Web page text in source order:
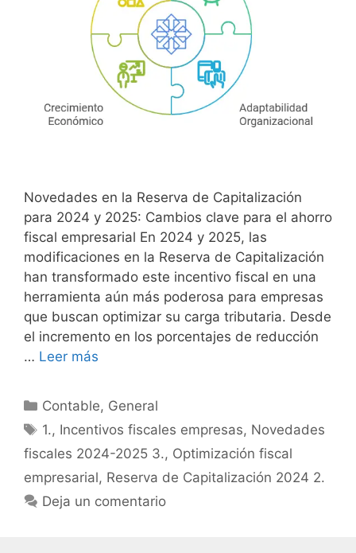
Novedades en la Reserva de Capitalización
para 2024 y 2025: Cambios clave para el ahorro
fiscal empresarial En 2024 y 2025, las
modificaciones en la Reserva de Capitalización
han transformado este incentivo fiscal en una
herramienta aún más poderosa para empresas
que buscan optimizar su carga tributaria. Desde
el incremento en los porcentajes de reducción
… Leer más
Categorías
Contable, General
Etiquetas
1., Incentivos fiscales empresas, Novedades
fiscales 2024-2025 3., Optimización fiscal
empresarial, Reserva de Capitalización 2024 2.
Deja un comentario